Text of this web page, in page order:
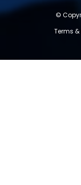
©
Terms